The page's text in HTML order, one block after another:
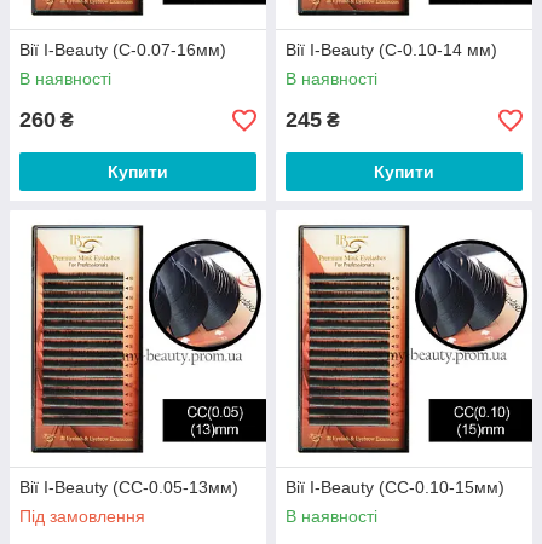
Вії I-Beauty (С-0.07-16мм)
В наявності
260 ₴
Купити
Вії I-Beauty (С-0.10-14 мм)
В наявності
245 ₴
Купити
Вії I-Beauty (СС-0.05-13мм)
Під замовлення
Вії I-Beauty (СС-0.10-15мм)
В наявності